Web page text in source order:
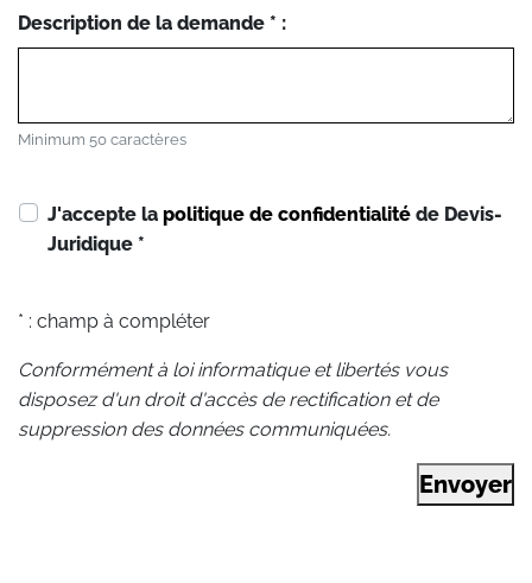
Description de la demande * :
Minimum 50 caractères
J'accepte la politique de confidentialité de Devis-
Juridique *
* : champ à compléter
Conformément à loi informatique et libertés vous
disposez d'un droit d'accès de rectification et de
suppression des données communiquées.
Envoyer